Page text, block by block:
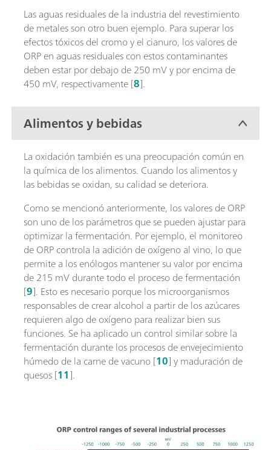
Las aguas residuales de la industria del revestimiento
de metales son otro buen ejemplo. Para superar los
efectos tóxicos del cromo y el cianuro, los valores de
ORP en aguas residuales con estos contaminantes
deben estar por debajo de 250 mV y por encima de
450 mV, respectivamente [8].
Alimentos y bebidas
La oxidación también es una preocupación común en
la química de los alimentos. Cuando los alimentos y
las bebidas se oxidan, su calidad se deteriora.
Como se mencionó anteriormente, los valores de ORP
son uno de los parámetros que se pueden ajustar para
optimizar la fermentación. Por ejemplo, el monitoreo
de ORP controla la adición de oxígeno al vino, lo que
permite a los enólogos mantener su valor por encima
de 215 mV durante todo el proceso de fermentación
[9]. Esto es necesario porque los microorganismos
responsables de crear alcohol a partir de los azúcares
requieren algo de oxígeno para realizar bien sus
funciones. Se ha aplicado un control similar sobre la
fermentación durante los procesos de envejecimiento
húmedo de la carne de vacuno [10] y maduración de
quesos [11].